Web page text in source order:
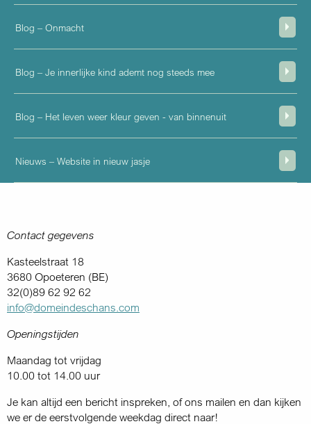
Blog – Onmacht
Blog – Je innerlijke kind ademt nog steeds mee
Blog – Het leven weer kleur geven - van binnenuit
Nieuws – Website in nieuw jasje
Contact gegevens
Kasteelstraat 18
3680 Opoeteren (BE)
32(0)89 62 92 62
info@domeindeschans.com
Openingstijden
Maandag tot vrijdag
10.00 tot 14.00 uur
Je kan altijd een bericht inspreken, of ons mailen en dan kijken
we er de eerstvolgende weekdag direct naar!